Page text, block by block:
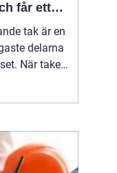
får ett
tak är en
delarna
När taket
påverkar
Därför
av takläggare i